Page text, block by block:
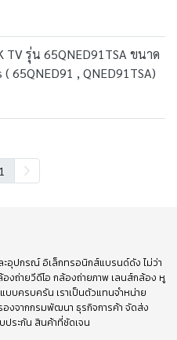
TV รุ่น 65QNED91TSA ขนาด
65QNED91 , QNED91TSA)
1
ะอุปกรณ์ อิเล็กทรอนิกส์แบรนด์ดัง ไม่ว่า
งถ่ายวีดีโอ กล้องถ่ายภาพ เลนส์กล้อง หู
บบครบครัน เราเป็นตัวแทนจำหน่าย
องจากกรมพัฒนา ธุรกิจการค้า จัดส่ง
ประกัน สินค้าที่ชัดเจน